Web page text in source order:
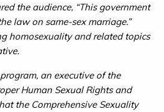
the audience, “This government
law on same-sex marriage.”
homosexuality and related topics
an executive of the
Human Sexual Rights and
the Comprehensive Sexuality